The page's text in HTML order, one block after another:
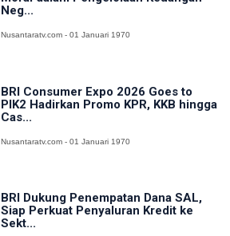
Neg...
Nusantaratv.com - 01 Januari 1970
BRI Consumer Expo 2026 Goes to
PIK2 Hadirkan Promo KPR, KKB hingga
Cas...
Nusantaratv.com - 01 Januari 1970
BRI Dukung Penempatan Dana SAL,
Siap Perkuat Penyaluran Kredit ke
Sekt...